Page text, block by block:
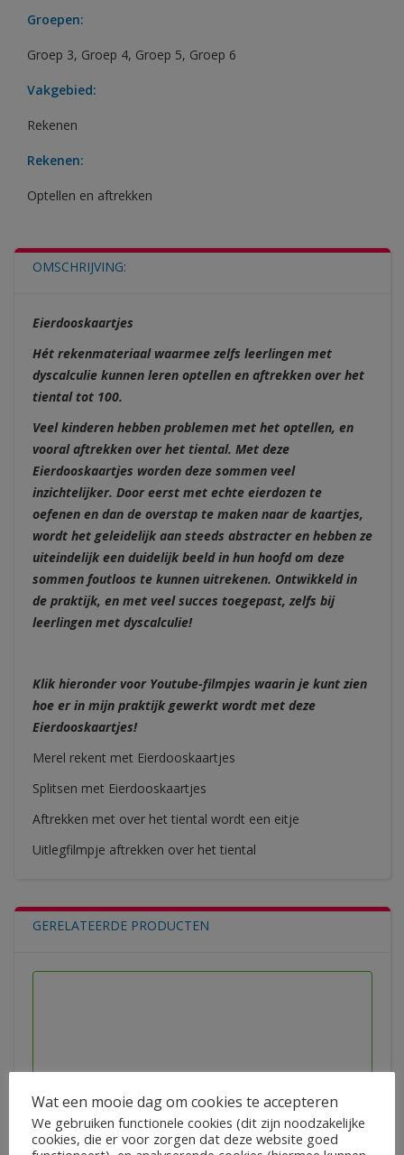
Groepen:
Groep 3, Groep 4, Groep 5, Groep 6
Vakgebied:
Rekenen
Rekenen:
Optellen en aftrekken
OMSCHRIJVING:
Eierdooskaartjes
Hét rekenmateriaal waarmee zelfs leerlingen met
dyscalculie kunnen leren optellen en aftrekken over het
tiental tot 100.
Veel kinderen hebben problemen met het optellen, en
vooral aftrekken over het tiental. Met deze
Eierdooskaartjes worden deze sommen veel
inzichtelijker. Door eerst met echte eierdozen te
oefenen en dan de overstap te maken naar de kaartjes,
wordt het geleidelijk aan steeds abstracter en hebben ze
uiteindelijk een duidelijk beeld in hun hoofd om deze
sommen foutloos te kunnen uitrekenen. Ontwikkeld in
de praktijk, en met veel succes toegepast, zelfs bij
leerlingen met dyscalculie!
Klik hieronder voor Youtube-filmpjes waarin je kunt zien
hoe er in mijn praktijk gewerkt wordt met deze
Eierdooskaartjes!
Merel rekent met Eierdooskaartjes
Splitsen met Eierdooskaartjes
Aftrekken met over het tiental wordt een eitje
Uitlegfilmpje aftrekken over het tiental
GERELATEERDE PRODUCTEN
Bouwstenen voor het leven (Executieve functie-gespreks
Wat een mooie dag om cookies te accepteren
We gebruiken functionele cookies (dit zijn noodzakelijke
cookies, die er voor zorgen dat deze website goed